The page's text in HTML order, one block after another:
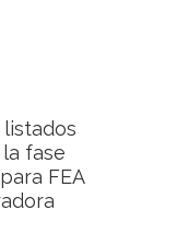
listados
fase
FEA